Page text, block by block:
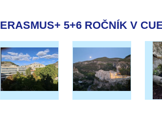
ERASMUS+ 5+6 ROČNÍK V